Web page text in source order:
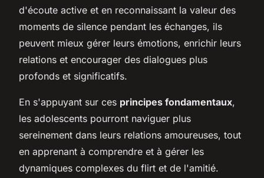
d'écoute active et en reconnaissant la valeur des
moments de silence pendant les échanges, ils
peuvent mieux gérer leurs émotions, enrichir leurs
relations et encourager des dialogues plus
profonds et significatifs.
En s'appuyant sur ces principes fondamentaux,
les adolescents pourront naviguer plus
sereinement dans leurs relations amoureuses, tout
en apprenant à comprendre et à gérer les
dynamiques complexes du flirt et de l'amitié.